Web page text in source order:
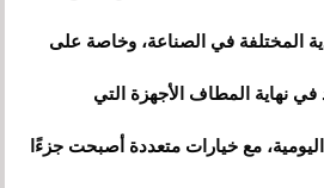
المختلفة في الصناعة، وخاصة على
في نهاية المطاف الأجهزة التي
مع خيارات متعددة أصبحت جزءًا